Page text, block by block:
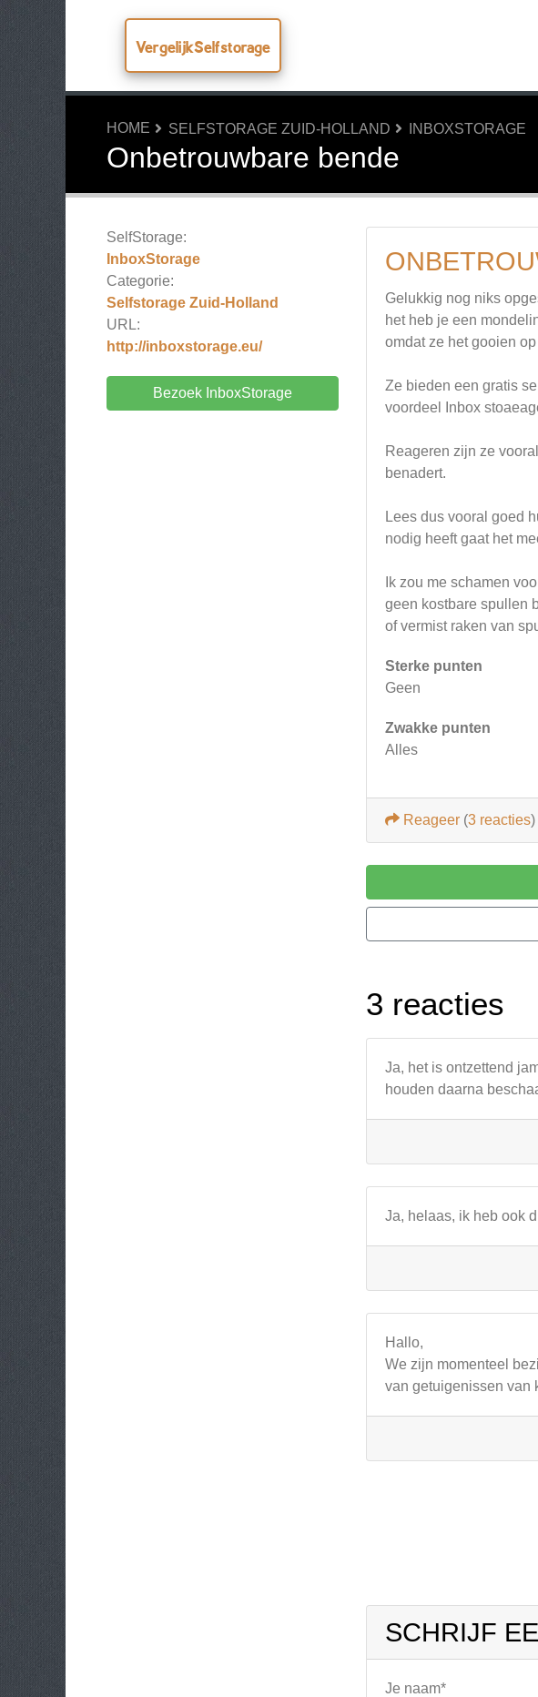
VergelijkSelfstorage
HOME SELFSTORAGE ZUID-HOLLAND INBOXSTORAGE
Onbetrouwbare bende
SelfStorage:
InboxStorage
Categorie:
Selfstorage Zuid-Holland
URL:
http://inboxstorage.eu/
Bezoek InboxStorage
Gelukkig nog niks
het heb je een
omdat ze het gooien
Ze bieden een gratis
voordeel Inbox
Reageren zijn ze
benadert.
Lees dus vooral goed
nodig heeft gaat het
Ik zou me schamen
geen kostbare spullen
of vermist raken van
Sterke punten
Geen
Zwakke punten
Alles
Reageer (3 reacties)
3 reacties
Ja, het is ontzettend
houden daarna
Ja, helaas, ik heb ook
Hallo,
We zijn momenteel
van getuigenissen van
SCHRIJF
Je naam*